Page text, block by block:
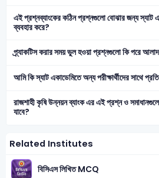
এই প্রশ্নব্যাংকের কঠিন প্রশ্নগুলো বোঝার জন্য স্যাট
ব্যবহার করে?
প্র্যাকটিস করার সময় ভুল হওয়া প্রশ্নগুলো কি পরে
আমি কি স্যাট একাডেমিতে অন্য পরীক্ষার্থীদের সাথে
রাজশাহী কৃষি উন্নয়ন ব্যাংক এর এই প্রশ্ন ও
যাবে?
Related Institutes
বিসিএস লিখিত MCQ